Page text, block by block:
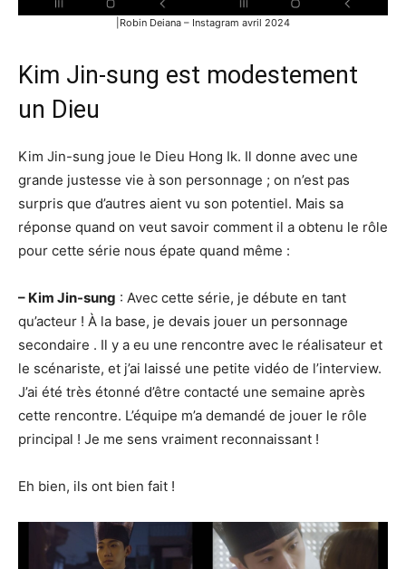
|Robin Deiana – Instagram avril 2024
Kim Jin-sung est modestement
un Dieu
Kim Jin-sung joue le Dieu Hong Ik. Il donne avec une
grande justesse vie à son personnage ; on n’est pas
surpris que d’autres aient vu son potentiel. Mais sa
réponse quand on veut savoir comment il a obtenu le rôle
pour cette série nous épate quand même :
– Kim Jin-sung : Avec cette série, je débute en tant
qu’acteur ! À la base, je devais jouer un personnage
secondaire . Il y a eu une rencontre avec le réalisateur et
le scénariste, et j’ai laissé une petite vidéo de l’interview.
J’ai été très étonné d’être contacté une semaine après
cette rencontre. L’équipe m’a demandé de jouer le rôle
principal ! Je me sens vraiment reconnaissant !
Eh bien, ils ont bien fait !